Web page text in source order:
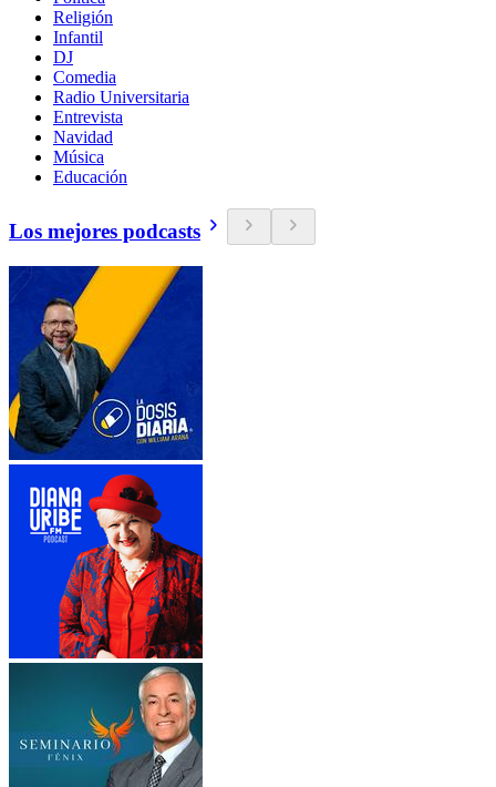
Religión
Infantil
DJ
Comedia
Radio Universitaria
Entrevista
Navidad
Música
Educación
Los mejores podcasts